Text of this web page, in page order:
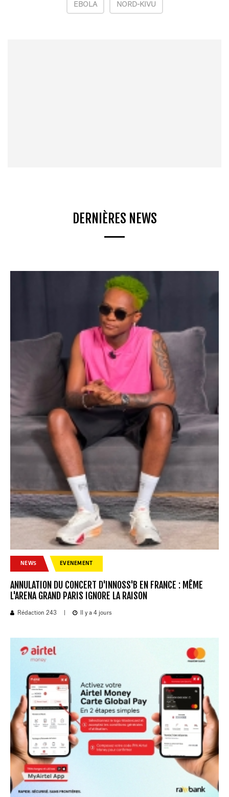
EBOLA NORD-KIVU
DERNIÈRES NEWS
NEWS EVENEMENT
ANNULATION DU CONCERT D'INNOSS'B EN FRANCE : MÊME
L'ARENA GRAND PARIS IGNORE LA RAISON
Rédaction 243 Il y a 4 jours